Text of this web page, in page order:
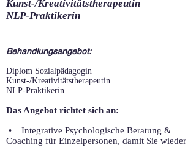
Kunst-/Kreativitätstherapeutin
NLP-Praktikerin
Behandlungsangebot:
Diplom Sozialpädagogin
Kunst-/Kreativitätstherapeutin
NLP-Praktikerin
Das Angebot richtet sich an:
• Integrative Psychologische Beratung &
Coaching für Einzelpersonen, damit Sie wieder